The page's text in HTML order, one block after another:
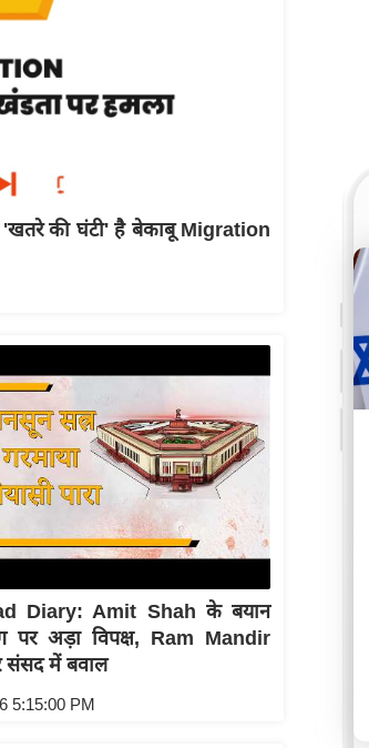
की घंटी' है बेकाबू Migration
Diary: Amit Shah के बयान
पर अड़ा विपक्ष, Ram Mandir
संसद में बवाल
5:15:00 PM